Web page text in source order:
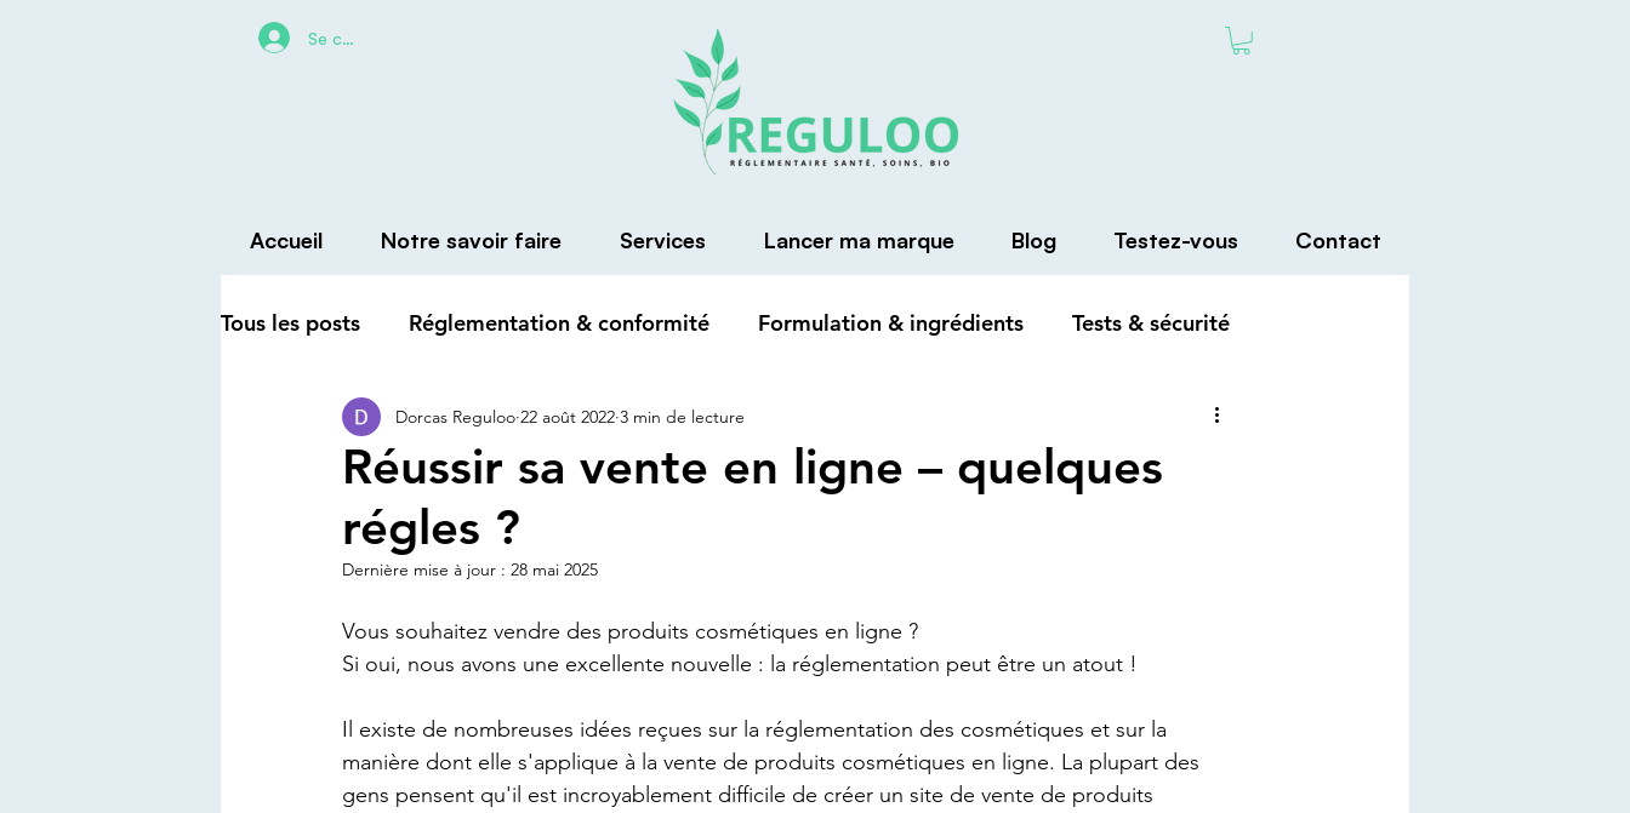
Se connecter
Accueil Notre savoir faire Services Lancer ma marque Blog Testez-vous Contact
Tous les posts Réglementation & conformité Formulation & ingrédients Tests & sécurité
Créer et vendre sa marque
Réussir sa vente en ligne – quelques
régles ?
Dorcas Reguloo 22 août 2022 3 min de lecture
Dernière mise à jour : 28 mai 2025
Vous souhaitez vendre des produits cosmétiques en ligne ?
Si oui, nous avons une excellente nouvelle : la réglementation peut être un atout !
Il existe de nombreuses idées reçues sur la réglementation des cosmétiques et sur la
manière dont elle s'applique à la vente de produits cosmétiques en ligne. La plupart des
gens pensent qu'il est incroyablement difficile de créer un site de vente de produits